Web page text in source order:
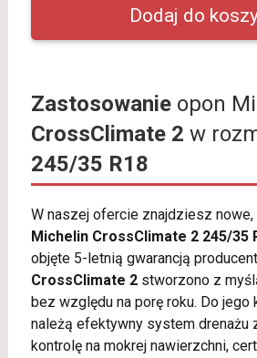
Zastosowanieopon
CrossClimate 2 w
245/35 R18
W naszej ofercie znajdziesz nowe,
Michelin CrossClimate 2 245/35
objęte 5-letnią gwarancją
CrossClimate 2stworzono z
bez względu na porę roku. Do jego
należą efektywny system drenażu
kontrolę na mokrej nawierzchni,